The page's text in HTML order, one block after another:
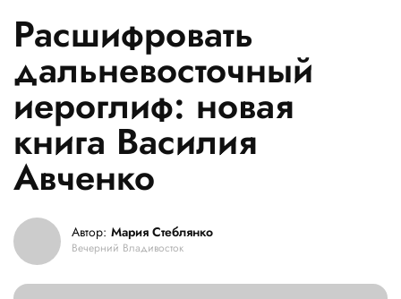
Расшифровать
дальневосточный
иероглиф: новая
книга Василия
Авченко
Автор: Мария Стеблянко
Вечерний Владивосток